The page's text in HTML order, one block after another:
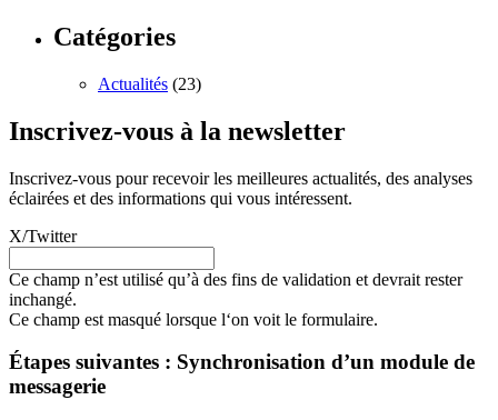
Catégories
Actualités (23)
Inscrivez-vous à la newsletter
Inscrivez-vous pour recevoir les meilleures actualités, des analyses
éclairées et des informations qui vous intéressent.
X/Twitter
Ce champ n’est utilisé qu’à des fins de validation et devrait rester
inchangé.
Ce champ est masqué lorsque l‘on voit le formulaire.
Étapes suivantes : Synchronisation d’un module de
messagerie